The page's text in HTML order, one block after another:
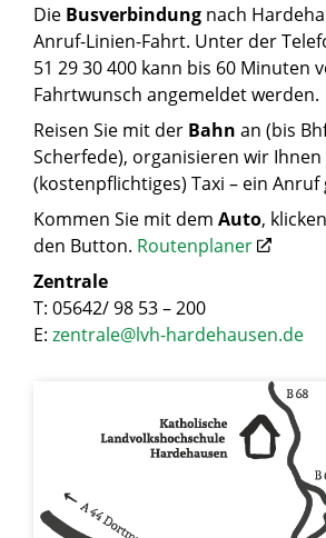
Die Busverbindung nach
Anruf-Linien-Fahrt. Unter der
51 29 30 400 kann bis 60 Minuten
Fahrtwunsch angemeldet werden.
Reisen Sie mit der Bahn an (bis
Scherfede), organisieren wir
(kostenpflichtiges) Taxi – ein Anruf
Kommen Sie mit dem Auto,
den Button. Routenplaner
Zentrale
T: 05642/ 98 53 – 200
E: zentrale@lvh-hardehausen.de